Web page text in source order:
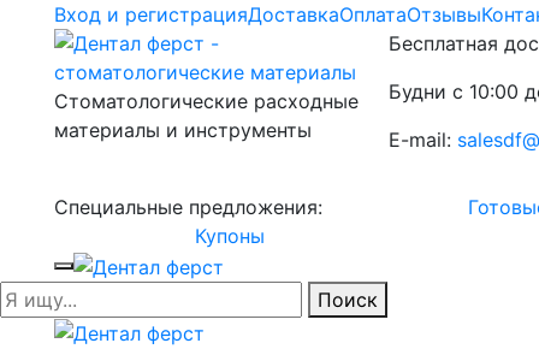
Вход и регистрацияДоставкаОплатаОтзывы
Стоматологические расходные
материалы и инструменты
Бесплатная
Будни с 10:00
E-mail:
Специальные предложения:
Купоны
Поиск